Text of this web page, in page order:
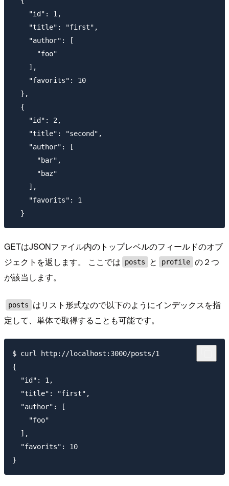
    "id": 1,
    "title": "first",
    "author": [
      "foo"
    ],
    "favorits": 10
  },
  {
    "id": 2,
    "title": "second",
    "author": [
      "bar",
      "baz"
    ],
    "favorits": 1
GETはJSONファイル内のトップレベルのフィールドのオブ
ジェクトを返します。 ここでは
posts と profile の２つ
が該当します。
posts
はリスト形式なので以下のようにインデックスを指
定して、単体で取得することも可能です。
$ curl http://localhost:3000/posts/1
{
  "id": 1,
  "title": "first",
  "author": [
    "foo"
  ],
  "favorits": 10